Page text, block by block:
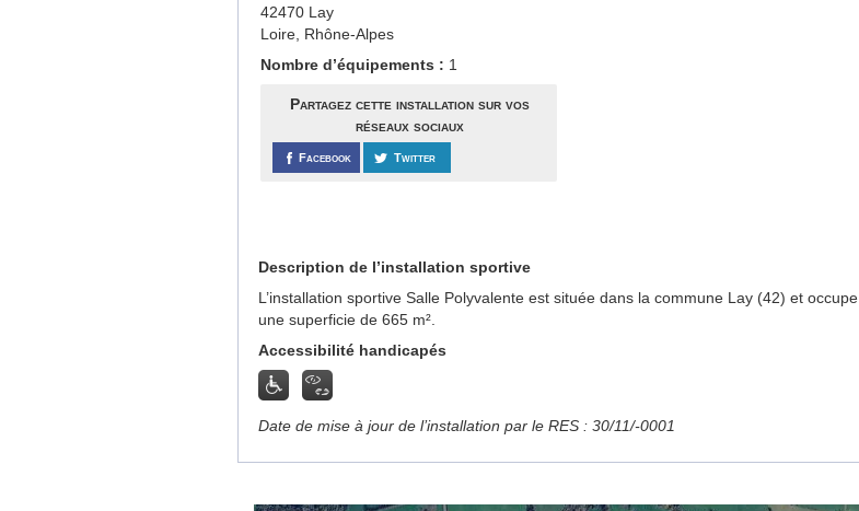
42470 Lay
Loire, Rhône-Alpes
Nombre d’équipements : 1
Partagez cette installation sur vos
réseaux sociaux
Facebook Twitter
Description de l’installation sportive
L’installation sportive Salle Polyvalente est située dans la commune Lay (42) et occupe
une superficie de 665 m².
Accessibilité handicapés
Date de mise à jour de l’installation par le RES : 30/11/-0001